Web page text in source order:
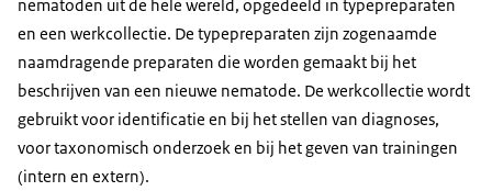
nematoden uit de hele wereld, opgedeeld in typepreparaten
en een werkcollectie. De typepreparaten zijn zogenaamde
naamdragende preparaten die worden gemaakt bij het
beschrijven van een nieuwe nematode. De werkcollectie wordt
gebruikt voor identificatie en bij het stellen van diagnoses,
voor taxonomisch onderzoek en bij het geven van trainingen
(intern en extern).